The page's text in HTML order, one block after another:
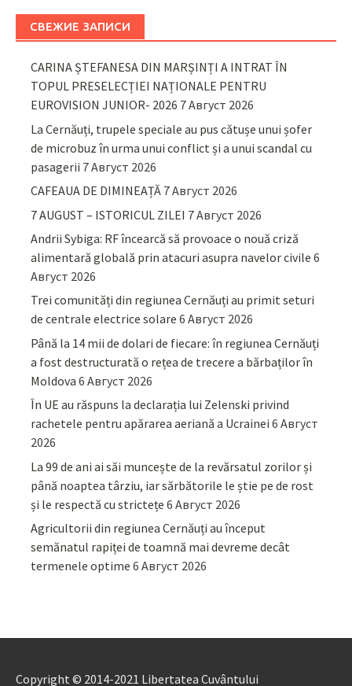
СВЕЖИЕ ЗАПИСИ
CARINA ȘTEFANESA DIN MARȘINȚI A INTRAT ÎN
TOPUL PRESELECȚIEI NAȚIONALE PENTRU
EUROVISION JUNIOR- 2026 7 Август 2026
La Cernăuți, trupele speciale au pus cătușe unui șofer
de microbuz în urma unui conflict și a unui scandal cu
pasagerii 7 Август 2026
CAFEAUA DE DIMINEAȚĂ 7 Август 2026
7 AUGUST – ISTORICUL ZILEI 7 Август 2026
Andrii Sybiga: RF încearcă să provoace o nouă criză
alimentară globală prin atacuri asupra navelor civile 6
Август 2026
Trei comunități din regiunea Cernăuți au primit seturi
de centrale electrice solare 6 Август 2026
Până la 14 mii de dolari de fiecare: în regiunea Cernăuți
a fost destructurată o rețea de trecere a bărbaților în
Moldova 6 Август 2026
În UE au răspuns la declarația lui Zelenski privind
rachetele pentru apărarea aeriană a Ucrainei 6 Август
2026
La 99 de ani ai săi muncește de la revărsatul zorilor și
până noaptea târziu, iar sărbătorile le știe pe de rost
și le respectă cu strictețe 6 Август 2026
Agricultorii din regiunea Cernăuți au început
semănatul rapiței de toamnă mai devreme decât
termenele optime 6 Август 2026
Copyright © 2014-2021 Libertatea Cuvântului